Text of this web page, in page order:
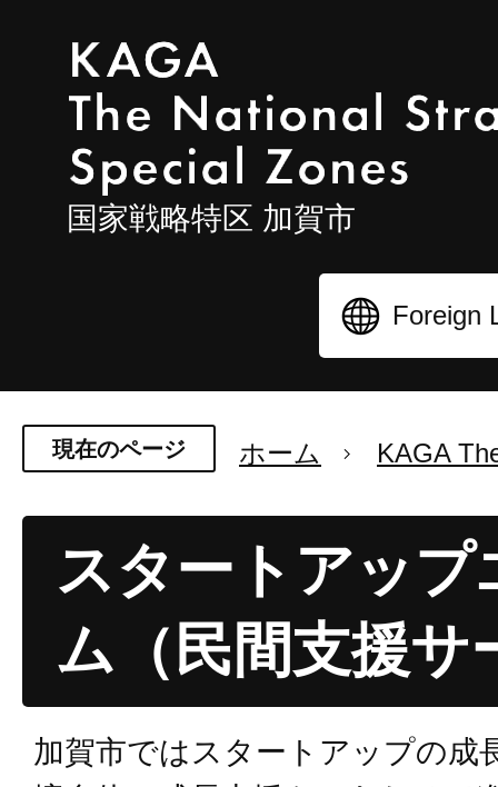
国家戦略特区 加賀市
現在のページ ホーム KAGA
スタートアップ
ム（民間支援サ
加賀市ではスタートアップの成